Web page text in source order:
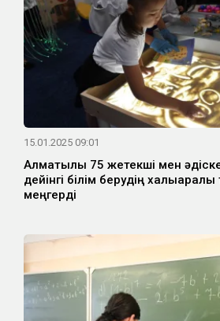
15.01.2025 09:01
Алматылық 75 жетекші мен
дейінгі білім берудің
меңгерді